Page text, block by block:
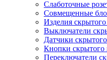
Слаботочные
Совмещенные
Изделия
Выключатели
Датчики
Кнопки скрытого
Переключатели